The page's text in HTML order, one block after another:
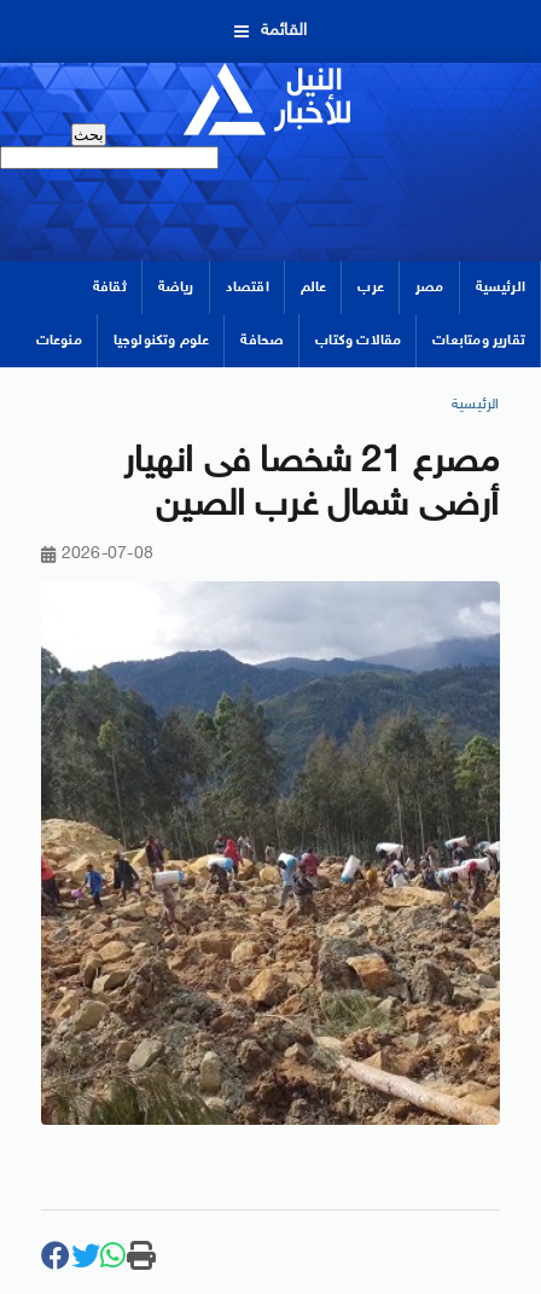
القائمة
الرئيسية مصر عرب عالم اقتصاد رياضة ثقافة
تقارير ومتابعات مقالات وكتاب صحافة علوم وتكنولوجيا منوعات
الرئيسية
مصرع 21 شخصا فى انهيار
أرضى شمال غرب الصين
2026-07-08